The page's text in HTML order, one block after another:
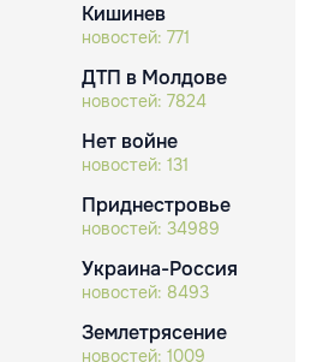
Кишинев
новостей: 771
ДТП в Молдове
новостей: 7824
Нет войне
новостей: 131
Приднестровье
новостей: 34989
Украина-Россия
новостей: 8493
Землетрясение
новостей: 1009